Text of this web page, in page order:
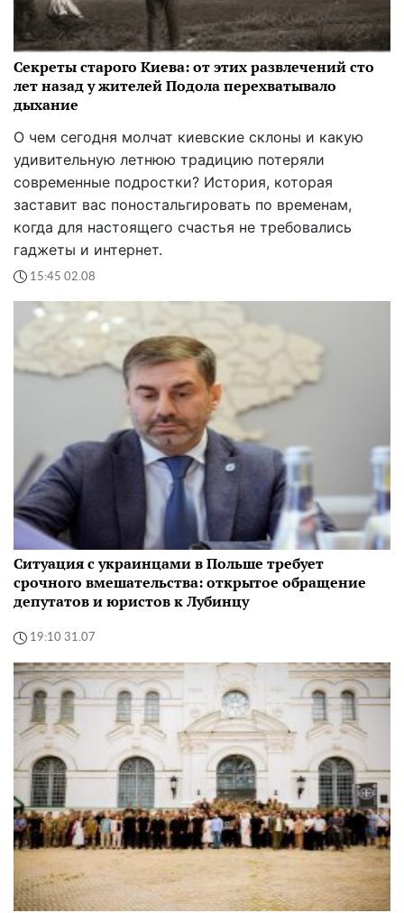
Секреты старого Киева: от этих развлечений сто
лет назад у жителей Подола перехватывало
дыхание
О чем сегодня молчат киевские склоны и какую
удивительную летнюю традицию потеряли
современные подростки? История, которая
заставит вас поностальгировать по временам,
когда для настоящего счастья не требовались
гаджеты и интернет.
15:45 02.08
Ситуация с украинцами в Польше требует
срочного вмешательства: открытое обращение
депутатов и юристов к Лубинцу
19:10 31.07